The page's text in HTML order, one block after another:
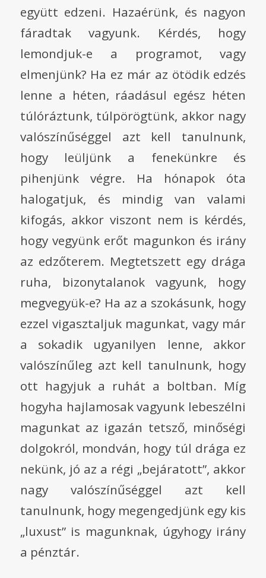
együtt edzeni. Hazaérünk, és nagyon
fáradtak vagyunk. Kérdés, hogy
lemondjuk-e a programot, vagy
elmenjünk? Ha ez már az ötödik edzés
lenne a héten, ráadásul egész héten
túlóráztunk, túlpörögtünk, akkor nagy
valószínűséggel azt kell tanulnunk,
hogy leüljünk a fenekünkre és
pihenjünk végre. Ha hónapok óta
halogatjuk, és mindig van valami
kifogás, akkor viszont nem is kérdés,
hogy vegyünk erőt magunkon és irány
az edzőterem. Megtetszett egy drága
ruha, bizonytalanok vagyunk, hogy
megvegyük-e? Ha az a szokásunk, hogy
ezzel vigasztaljuk magunkat, vagy már
a sokadik ugyanilyen lenne, akkor
valószínűleg azt kell tanulnunk, hogy
ott hagyjuk a ruhát a boltban. Míg
hogyha hajlamosak vagyunk lebeszélni
magunkat az igazán tetsző, minőségi
dolgokról, mondván, hogy túl drága ez
nekünk, jó az a régi „bejáratott”, akkor
nagy valószínűséggel azt kell
tanulnunk, hogy megengedjünk egy kis
„luxust” is magunknak, úgyhogy irány
a pénztár.